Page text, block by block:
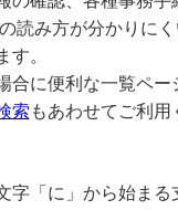
読み方が分かりに
。
合に便利な一覧ペ
索 もあわせてご利用
字「に」から始ま